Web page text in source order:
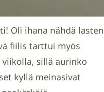
Oli ihana nähdä lasten
fiilis tarttui myös
sillä aurinko
kyllä meinasivat